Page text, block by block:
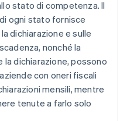
stato di competenza. Il
ogni stato fornisce
dichiarazione e sulle
nonché la
dichiarazione, possono
con oneri fiscali
mensili, mentre
tenute a farlo solo